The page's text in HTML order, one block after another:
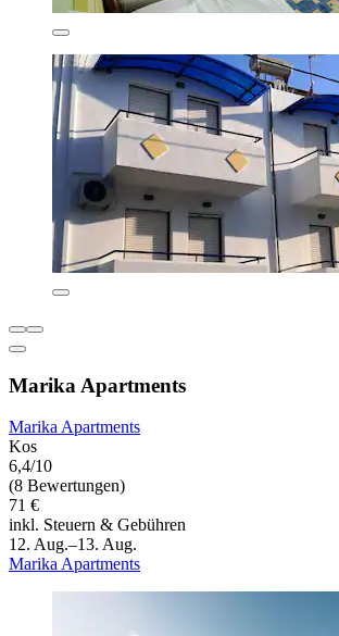
Marika Apartments
Marika Apartments
Kos
6,4/10
(8 Bewertungen)
71 €
inkl. Steuern & Gebühren
12. Aug.–13. Aug.
Marika Apartments